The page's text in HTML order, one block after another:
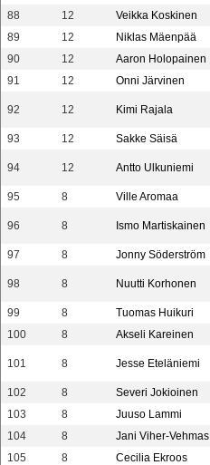
88 12 Veikka Koskinen
89
12 Niklas Mäenpää
90
12 Aaron Holopainen
91
12 Onni Järvinen
92 12 Kimi Rajala
93 12 Sakke Säisä
94 12 Antto Ulkuniemi
95
8 Ville Aromaa
96 8 Ismo Martiskainen
97
8 Jonny Söderström
98 8 Nuutti Korhonen
99
8 Tuomas Huikuri
100
8 Akseli Kareinen
101 8 Jesse Eteläniemi
102
8 Severi Jokioinen
103
8 Juuso Lammi
104
8 Jani Viher-Vehmas
105
8 Cecilia Ekroos